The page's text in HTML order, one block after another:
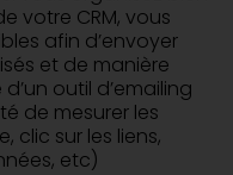
votre CRM, vous
afin d’envoyer
et de manière
outil d’emailing
de mesurer les
clic sur les liens,
etc)